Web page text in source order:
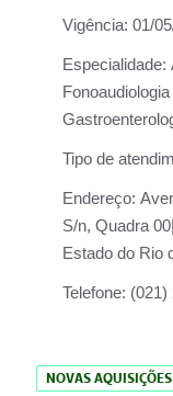
Vigência: 01/
Especialidade:
Tipo de
Endereço:
S/n, Quadra
Estado do Rio
Telefone: (021)
NOVAS AQUISIÇÕES